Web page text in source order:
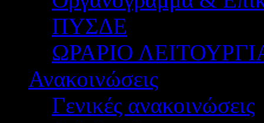
ΠΥΣΔΕ
ΩΡΑΡΙΟ
Ανακοινώσεις
Γενικές ανακοινώσεις